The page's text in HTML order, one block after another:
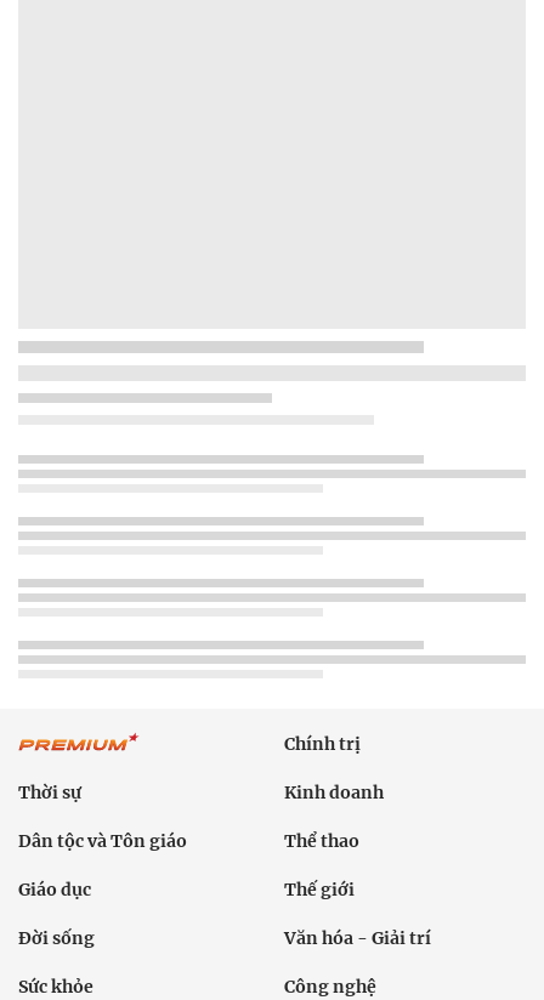
Chính trị
Thời sự Kinh doanh
Dân tộc và Tôn giáo Thể thao
Giáo dục Thế giới
Đời sống Văn hóa - Giải trí
Sức khỏe Công nghệ